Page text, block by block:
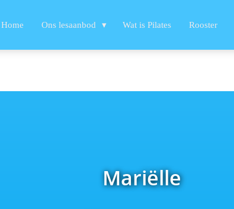
Home Ons lesaanbod Wat is Pilates Rooster
Mariëlle